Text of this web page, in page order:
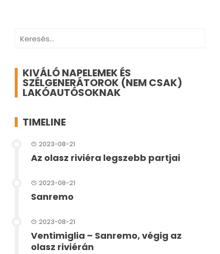
Keresés:
KIVÁLÓ NAPELEMEK ÉS
SZÉLGENERÁTOROK (NEM CSAK)
LAKÓAUTÓSOKNAK
TIMELINE
2023-08-21
Az olasz riviéra legszebb partjai
2023-08-21
Sanremo
2023-08-21
Ventimiglia – Sanremo, végig az
olasz riviérán